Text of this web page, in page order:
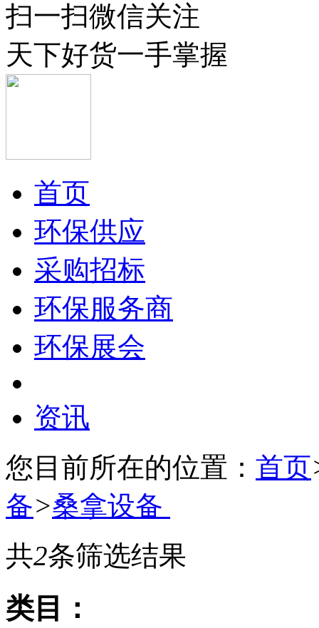
扫一扫微信关注
天下好货一手掌握
首页
环保供应
采购招标
环保服务商
环保展会
资讯
您目前所在的位置： 首页
备>桑拿设备
共2条筛选结果
类目：